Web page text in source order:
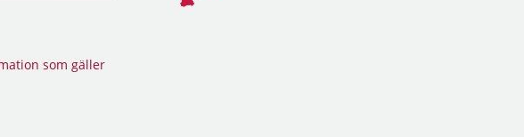
som gäller